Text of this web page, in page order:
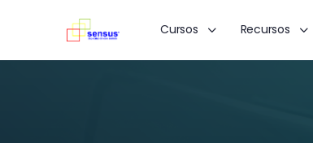
Cursos Recursos